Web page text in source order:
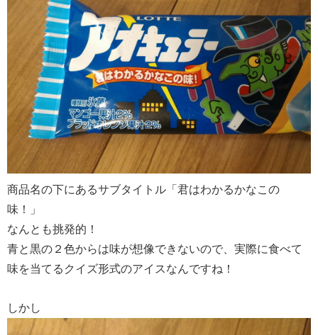
商品名の下にあるサブタイトル「君はわかるかなこの
味！」
なんとも挑発的！
青と黒の２色からは味が想像できないので、実際に食べて
味を当てるクイズ形式のアイスなんですね！
しかし